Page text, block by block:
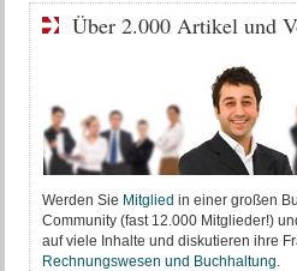
Über 2.000 Artikel und
Werden Sie Mitglied in einer großen
Community (fast 12.000 Mitglieder!)
auf viele Inhalte und diskutieren ihre
Rechnungswesen und Buchhaltung.